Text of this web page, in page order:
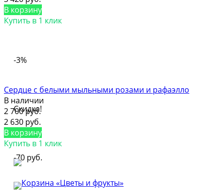
В корзину
Купить в 1 клик
-3%
Скидка!
-70 руб.
Cердце с белыми мыльными розами и рафаэлло
В наличии
2 700 руб.
2 630 руб.
В корзину
Купить в 1 клик